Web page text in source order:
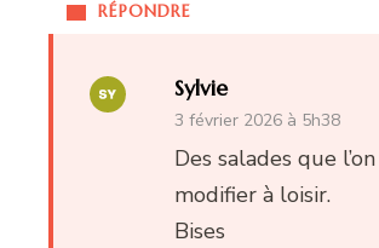
RÉPONDRE
Sylvie
3 février 2026 à 5h38
Des salades que
modifier à loisir.
Bises